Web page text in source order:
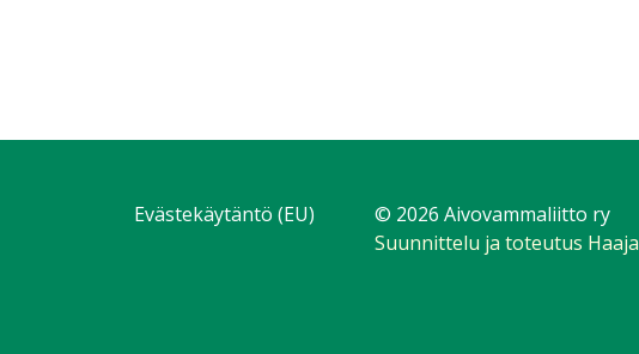
Evästekäytäntö (EU)
© 2026 Aivovammaliitto ry
Suunnittelu ja toteutus Haaja